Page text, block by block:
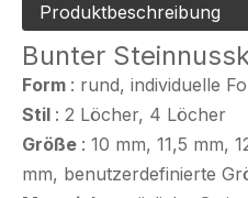
Produktbeschreibung
Bunter
Form : rund, individuelle
Stil : 2 Löcher, 4 Löcher
Größe : 10 mm, 11,5 mm,
mm, benutzerdefinierte